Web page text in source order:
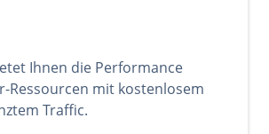
Ihnen die Performance
Ressourcen mit kostenlosem
Traffic.